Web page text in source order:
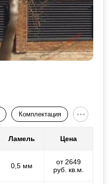
Комплектация
Ламель Цена
0,5 мм
от 2649
руб. кв.м.